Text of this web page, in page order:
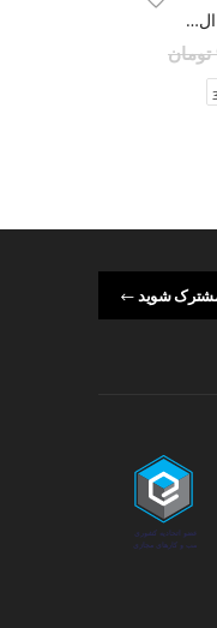
پیراهن نارنجی جودون آستین بلند ال سی من
شوید